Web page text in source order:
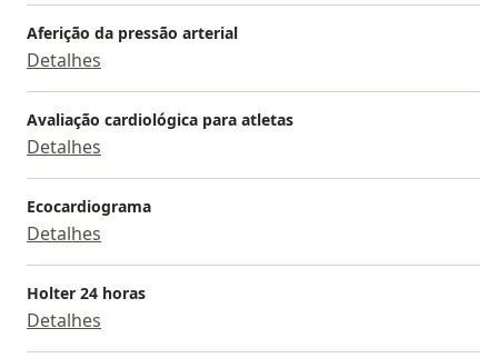
Aferição da pressão arterial
Detalhes
Avaliação cardiológica para atletas
Detalhes
Ecocardiograma
Detalhes
Holter 24 horas
Detalhes